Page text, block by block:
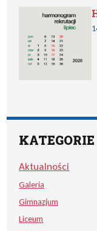
KATEGORIE
Aktualności
Galeria
Gimnazjum
Liceum